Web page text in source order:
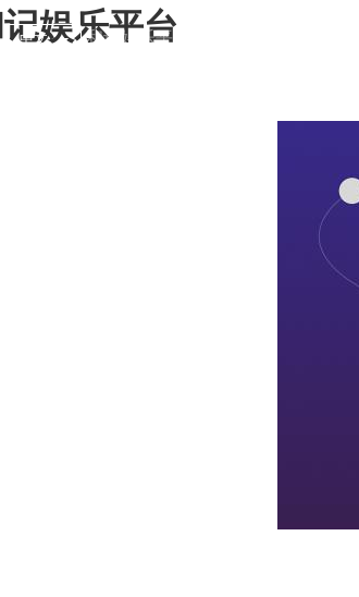
娱乐平台
和记娱乐平台-和记娱乐网站
中文